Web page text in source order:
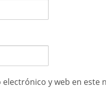
y web en este